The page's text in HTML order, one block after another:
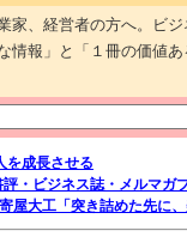
家、経営者の方へ。ビ
情報」と「１冊の価値
を成長させる
評・ビジネス誌・メルマガ
屋大工「突き詰めた先に